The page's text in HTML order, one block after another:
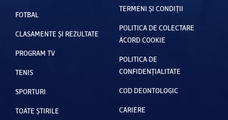
FOTBAL
CLASAMENTE ȘI REZULTATE
PROGRAM TV
TENIS
SPORTURI
TOATE ȘTIRILE
TERMENI ȘI CONDIȚII
POLITICA DE COLECTARE
ACORD COOKIE
POLITICA DE
CONFIDENȚIALITATE
COD DEONTOLOGIC
CARIERE